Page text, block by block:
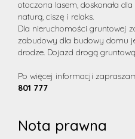
otoczona lasem, doskonała
naturą, ciszę i relaks.
Dla nieruchomości gruntowej
zabudowy dla budowy domu
drodze. Dojazd drogą
Po więcej informacji
801 777
Nota prawna